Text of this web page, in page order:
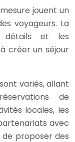
jouent un
voyageurs. La
détails et les
créer un séjour
variés, allant
de
locales, les
avec
proposer des